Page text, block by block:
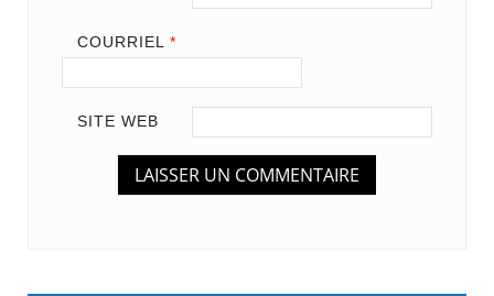
COURRIEL *
SITE WEB